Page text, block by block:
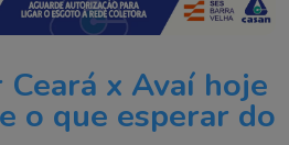
x Avaí hoje
o que esperar do